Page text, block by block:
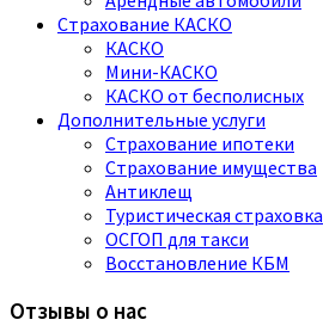
Страхование КАСКО
КАСКО
Мини-КАСКО
КАСКО от бесполисных
Дополнительные услуги
Страхование ипотеки
Страхование имущества
Антиклещ
Туристическая страховка
ОСГОП для такси
Восстановление КБМ
Отзывы о нас